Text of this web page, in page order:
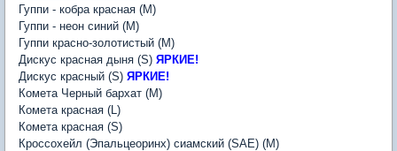
Гуппи - кобра красная (M)
Гуппи - неон синий (M)
Гуппи красно-золотистый (M)
Дискус красная дыня (S) ЯРКИЕ!
Дискус красный (S) ЯРКИЕ!
Комета Черный бархат (M)
Комета красная (L)
Комета красная (S)
Кроссохейл (Эпальцеоринх) сиамский (SAE) (M)